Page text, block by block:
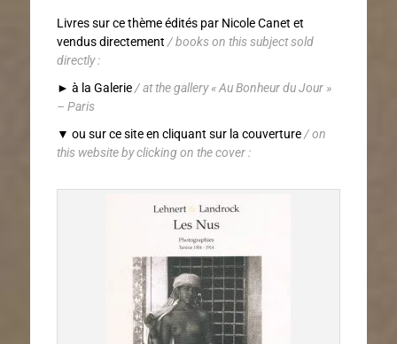
Livres sur ce thème édités par Nicole Canet et
vendus directement /books on this subject sold
directly:
► à la Galerie/ at the gallery « Au Bonheur du Jour »
– Paris
▼ ou sur ce site en cliquant sur la couverture/on
this website by clicking on the cover :